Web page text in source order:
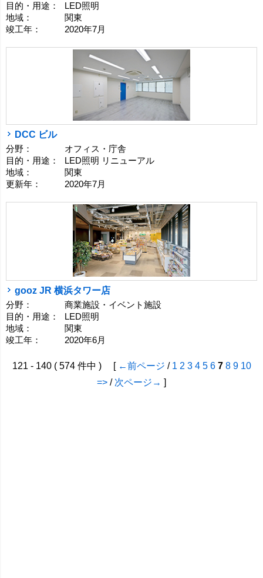
目的・用途：
LED照明
地域：
関東
竣工年：
2020年7月
DCC ビル
分野：
オフィス・庁舎
目的・用途：
LED照明 リニューアル
地域：
関東
更新年：
2020年7月
gooz JR 横浜タワー店
分野：
商業施設・イベント施設
目的・用途：
LED照明
地域：
関東
竣工年：
2020年6月
121 - 140 ( 574 件中 ) [ ←前ページ / 1 2 3 4 5 6 7 8 9 10
=> / 次ページ→ ]